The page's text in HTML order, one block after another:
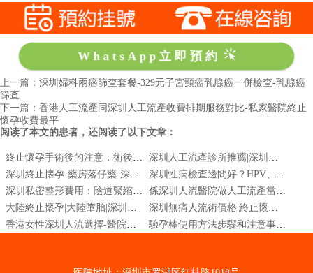
WhatsApp立即預約
上一篇：深圳婦科兩癌篩查套餐-329元子宮頸癌乳腺癌一併檢查-乳腺癌
篩查
下一篇：香港人工流產同深圳人工流產收費排期服務對比-私家醫院終止
懷孕收費最平
阅读了本文的患者，还阅读了以下文章：